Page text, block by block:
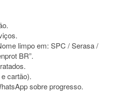
limpo em: SPC / Serasa /
BR”.
cartão).
sobre progresso.